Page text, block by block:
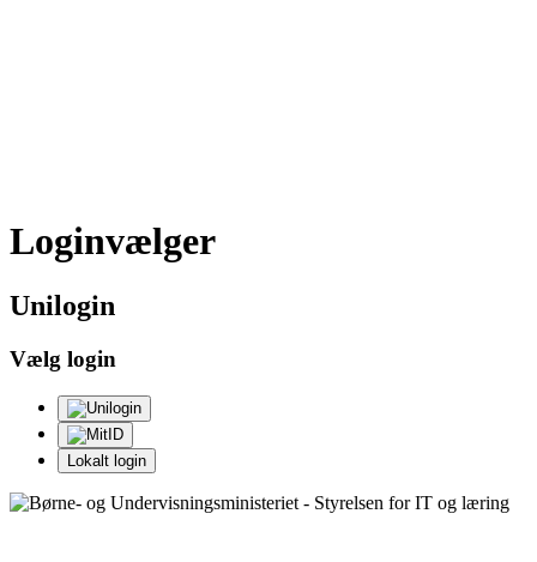
Loginvælger
Unilogin
Vælg login
Lokalt login